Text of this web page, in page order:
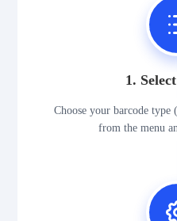
1.
Choose your barcode
from the menu